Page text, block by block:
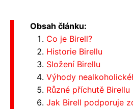
Obsah článku:
Co je Birell?
Historie Birellu
Složení Birellu
Výhody
Různé příchutě Birellu
Jak Birell podporuje